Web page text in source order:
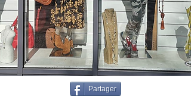
Partager